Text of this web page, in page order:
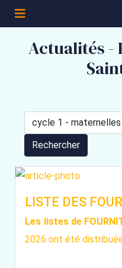
Actualités -
Rechercher
LISTE DES
Les listes de
2026 ont été